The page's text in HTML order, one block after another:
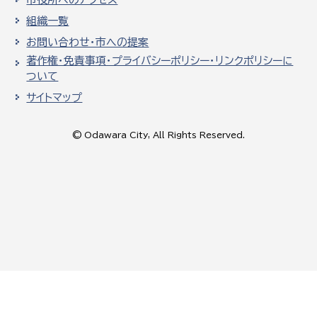
組織一覧
お問い合わせ・市への提案
著作権・免責事項・プライバシーポリシー・リンクポリシーに
ついて
サイトマップ
© Odawara City, All Rights Reserved.